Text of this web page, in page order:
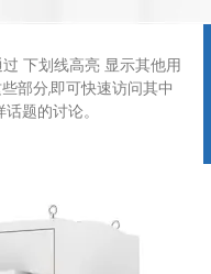
下划线高亮 显示其他用
部分,即可快速访问其中
题的讨论。